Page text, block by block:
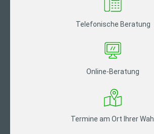
Telefonische Beratung
Online-Beratung
Termine am Ort Ihrer Wahl